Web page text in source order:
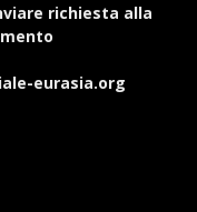
richiesta alla
eurasia.org